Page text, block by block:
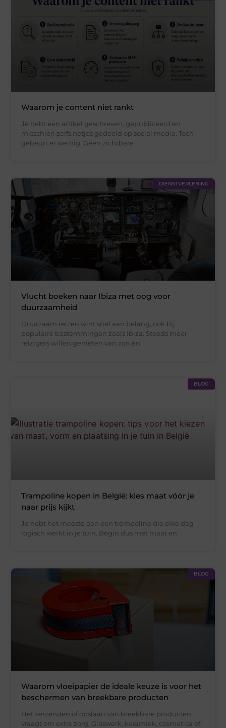
Waarom je content niet rankt
Je hebt een artikel geschreven, gepubliceerd en
misschien zelfs netjes gedeeld op social media. Toch
gebeurt er weinig. Geen zichtbare
DIENSTVERLENING
Vlucht boeken naar Ibiza met oog voor
duurzaamheid
Duurzaam reizen wint snel aan belang, ook bij
populaire bestemmingen zoals Ibiza. Steeds meer
reizigers willen genieten van zon en
BLOG
Trampoline kopen in België: kies maat vóór je
naar prijs kijkt
Je hebt het meeste aan een trampoline die elke dag
logisch werkt in je tuin. Begin dus met maat en
BLOG
Waarom vloeipapier de ideale keuze is voor het
beschermen van breekbare producten
Het verzenden of opslaan van breekbare producten
vraagt om extra zorg. Glaswerk, keramiek, cosmetica of